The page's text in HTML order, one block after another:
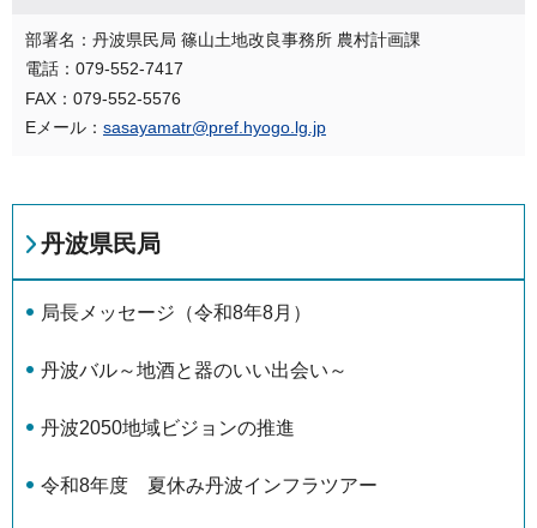
部署名：丹波県民局 篠山土地改良事務所 農村計画課
電話：079-552-7417
FAX：079-552-5576
Eメール： sasayamatr@pref.hyogo.lg.jp
丹波県民局
局長メッセージ（令和8年8月）
丹波バル～地酒と器のいい出会い～
丹波2050地域ビジョンの推進
令和8年度 夏休み丹波インフラツアー